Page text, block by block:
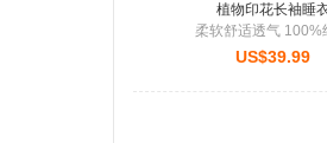
植物印花长袖睡
柔软舒适透气 100%
US$39.99